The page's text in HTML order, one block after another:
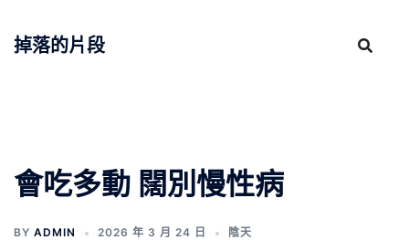
掉落的片段
會吃多動 闊別慢性病
BY ADMIN 2026 年 3 月 24 日 陰天